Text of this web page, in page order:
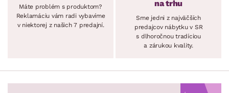
Máte problém s produktom?
Reklamáciu vám radi vybavíme
v niektorej z našich 7 predajní.
na trhu
Sme jedni z najväčších
predajcov nábytku v SR
s dlhoročnou tradíciou
a zárukou kvality.